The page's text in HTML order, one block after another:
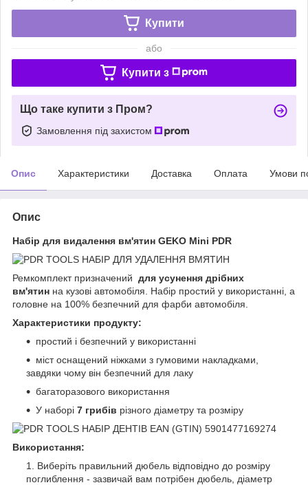
Купити
або
Купити з
Що таке купити з Пром?
Замовлення під захистом
Опис Характеристики Доставка Оплата Умови
Опис
Набір для видалення вм'ятин GEKO Mini PDR
Ремкомплект призначений для усунення дрібних
вм'ятин на кузові автомобіля. Набір простий у використанні, а
головне на 100% безпечний для фарби автомобіля.
Характеристики продукту:
простий і безпечний у використанні
міст оснащений ніжками з гумовими накладками,
завдяки чому він безпечний для лаку
багаторазового використання
У наборі 7 грибів різного діаметру та розміру
Використання:
Виберіть правильний дюбель відповідно до розміру
поглиблення - зазвичай вам потрібен дюбель, діаметр